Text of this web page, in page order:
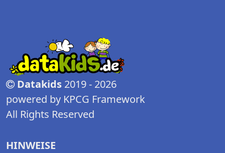
Datakids 2019 - 2026
powered by KPCG Framework
All Rights Reserved
HINWEISE